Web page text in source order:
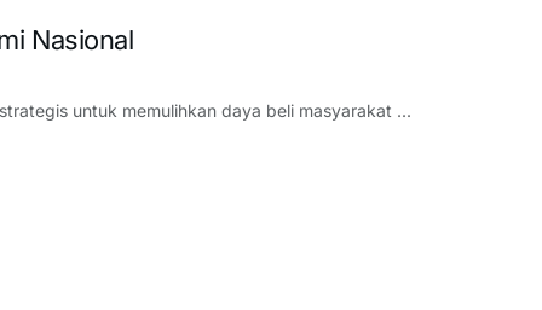
Nasional
untuk memulihkan daya beli masyarakat ...